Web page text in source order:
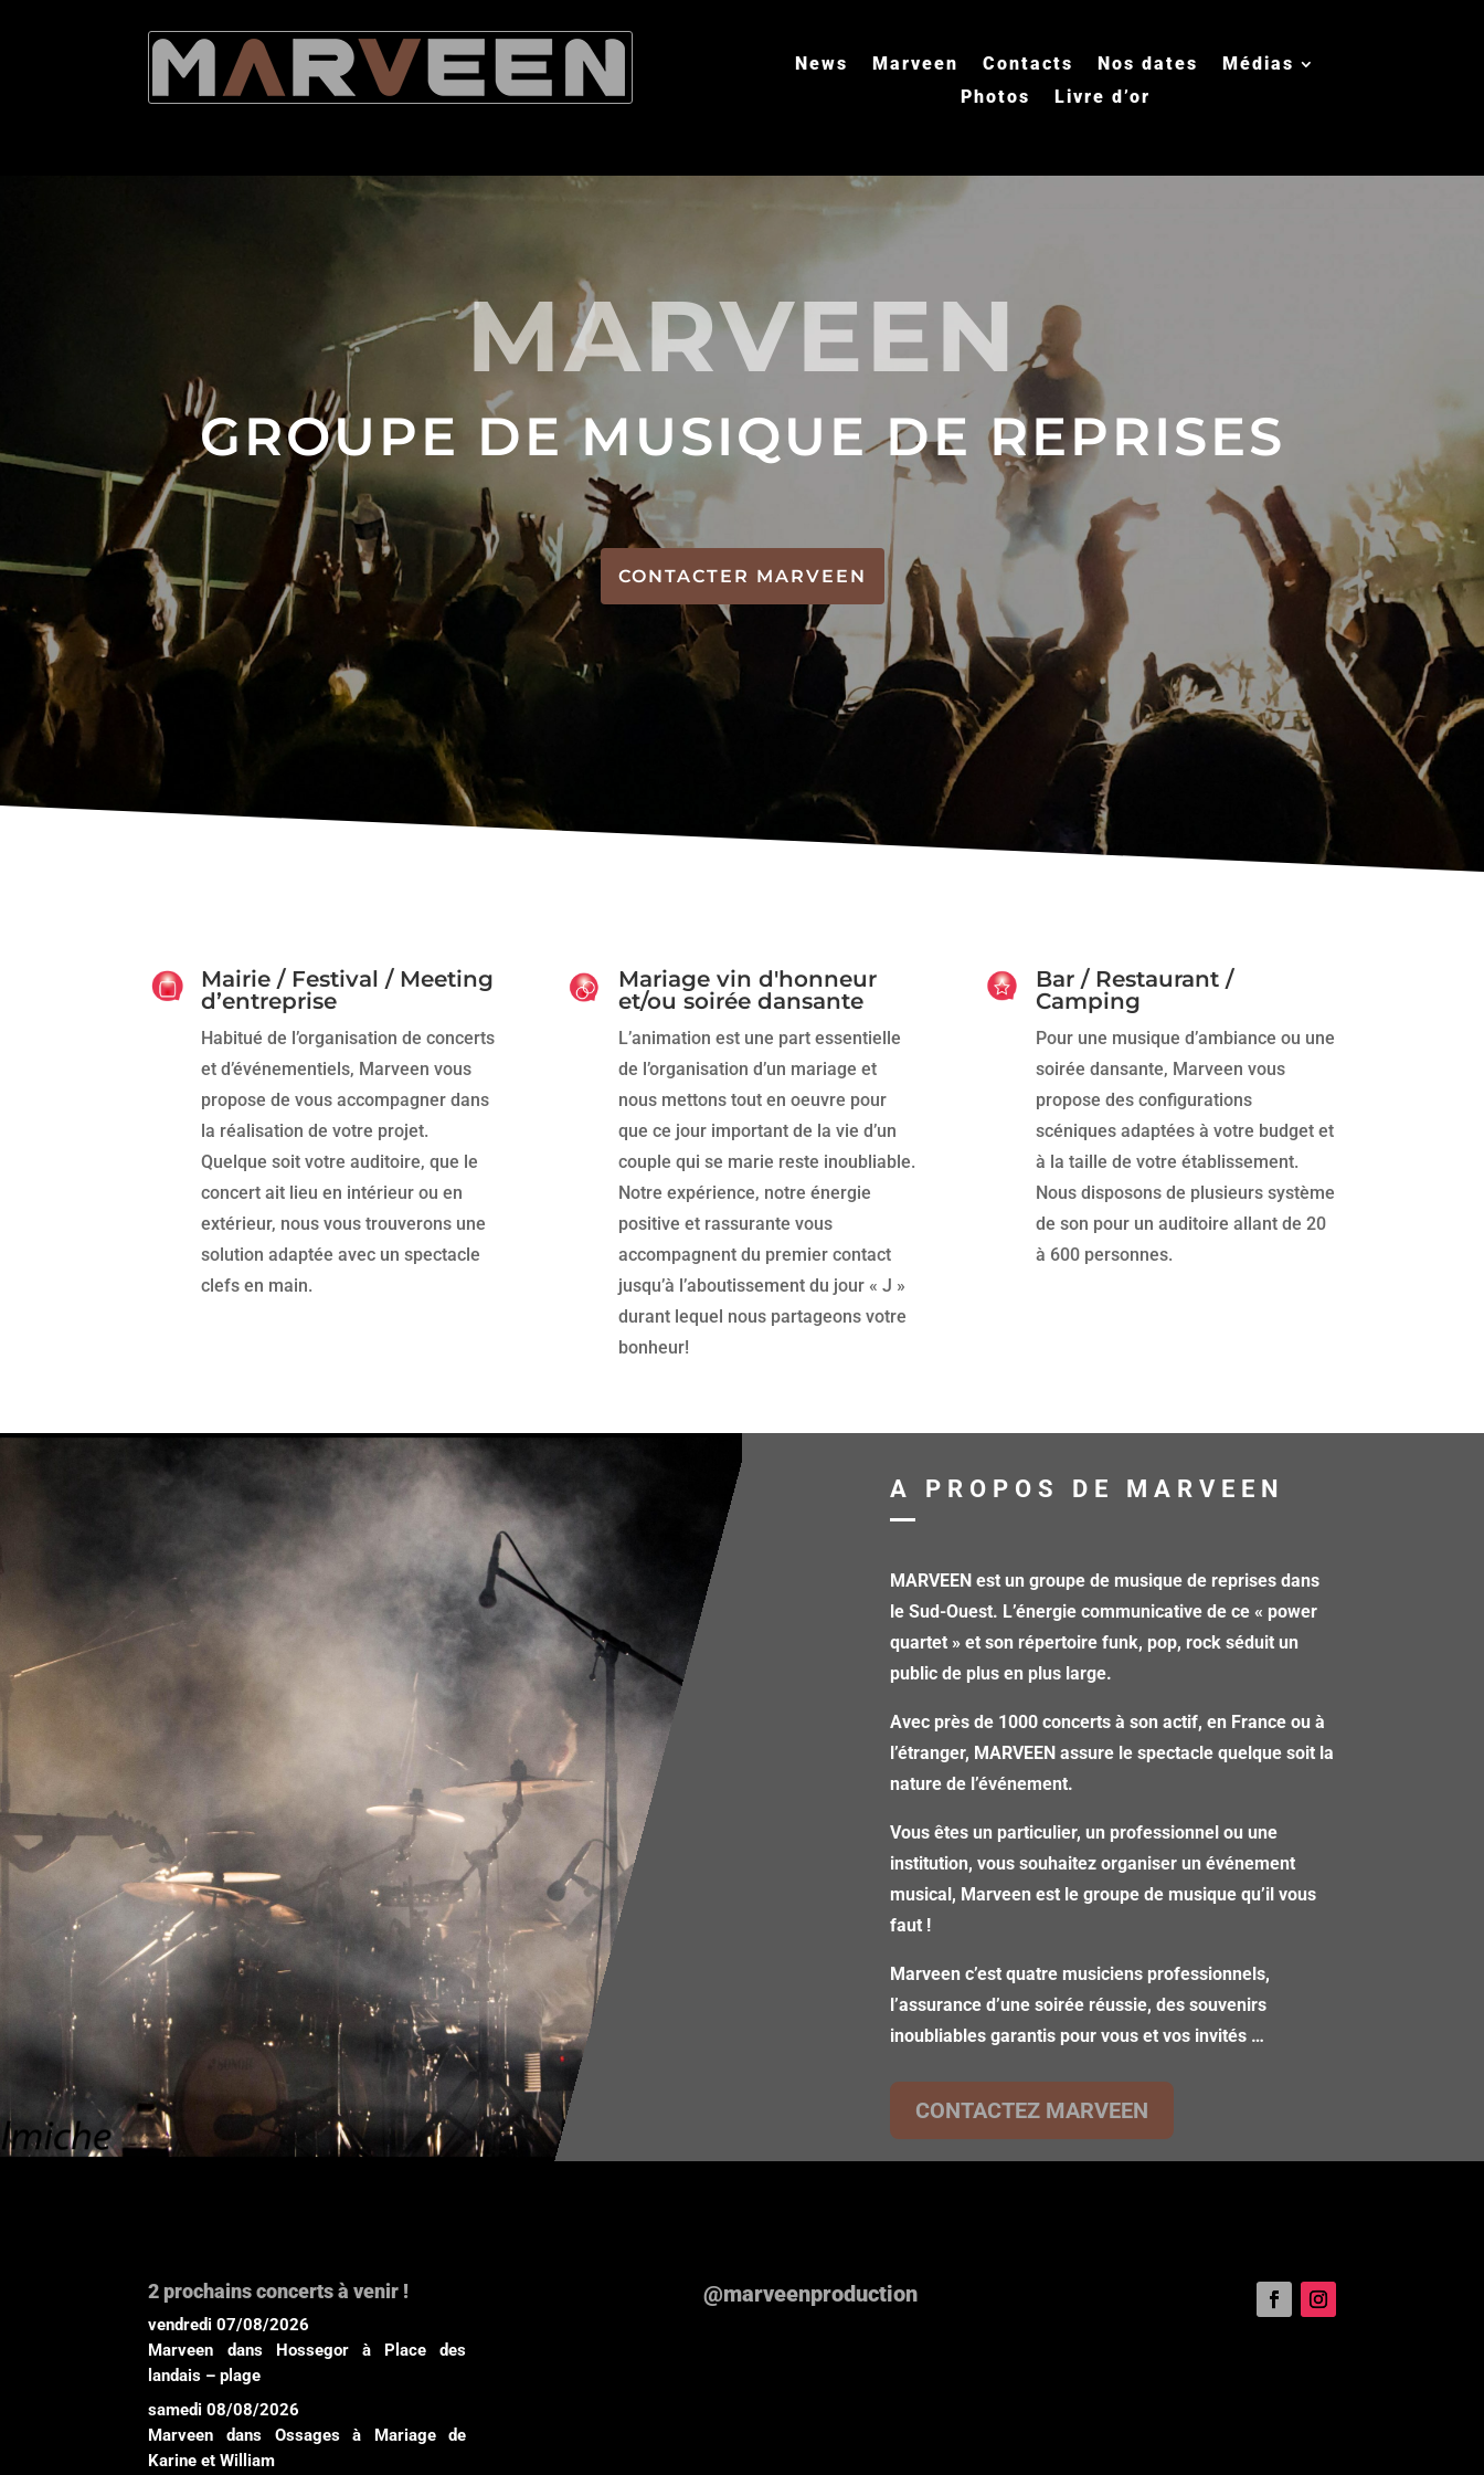
News Marveen Contacts Nos dates
Médias
Photos
Livre d’or
MARVEEN
GROUPE DE MUSIQUE DE REPRISES
CONTACTER MARVEEN
Mairie / Festival / Meeting
d’entreprise
Habitué de l’organisation de concerts
et d’événementiels, Marveen vous
propose de vous accompagner dans
la réalisation de votre projet.
Quelque soit votre auditoire, que le
concert ait lieu en intérieur ou en
extérieur, nous vous trouverons une
solution adaptée avec un spectacle
clefs en main.
Mariage vin d'honneur
et/ou soirée dansante
L’animation est une part essentielle
de l’organisation d’un mariage et
nous mettons tout en oeuvre pour
que ce jour important de la vie d’un
couple qui se marie reste inoubliable.
Notre expérience, notre énergie
positive et rassurante vous
accompagnent du premier contact
jusqu’à l’aboutissement du jour « J »
durant lequel nous partageons votre
bonheur!
Bar / Restaurant /
Camping
Pour une musique d’ambiance ou une
soirée dansante, Marveen vous
propose des configurations
scéniques adaptées à votre budget et
à la taille de votre établissement.
Nous disposons de plusieurs système
de son pour un auditoire allant de 20
à 600 personnes.
A PROPOS DE MARVEEN
MARVEEN est un groupe de musique de reprises dans
le Sud-Ouest. L’énergie communicative de ce « power
quartet » et son répertoire funk, pop, rock séduit un
public de plus en plus large.
Avec près de 1000 concerts à son actif, en France ou à
l’étranger, MARVEEN assure le spectacle quelque soit la
nature de l’événement.
Vous êtes un particulier, un professionnel ou une
institution, vous souhaitez organiser un événement
musical, Marveen est le groupe de musique qu’il vous
faut !
Marveen c’est quatre musiciens professionnels,
l’assurance d’une soirée réussie, des souvenirs
inoubliables garantis pour vous et vos invités …
CONTACTEZ MARVEEN
2 prochains concerts à venir !
vendredi 07/08/2026
Marveen
dans Hossegor à
Place des
landais – plage
samedi 08/08/2026
Marveen
dans Ossages à
Mariage de
Karine et William
@marveenproduction